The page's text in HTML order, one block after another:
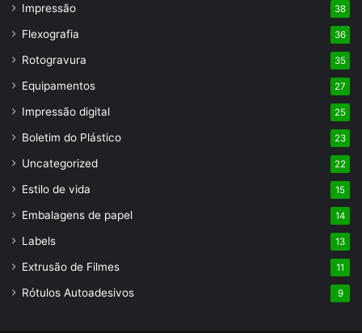
Impressão 38
Flexografia 36
Rotogravura 35
Equipamentos 27
Impressão digital 25
Boletim do Plástico 23
Uncategorized 22
Estilo de vida 15
Embalagens de papel 14
Labels 13
Extrusão de Filmes 11
Rótulos Autoadesivos 9